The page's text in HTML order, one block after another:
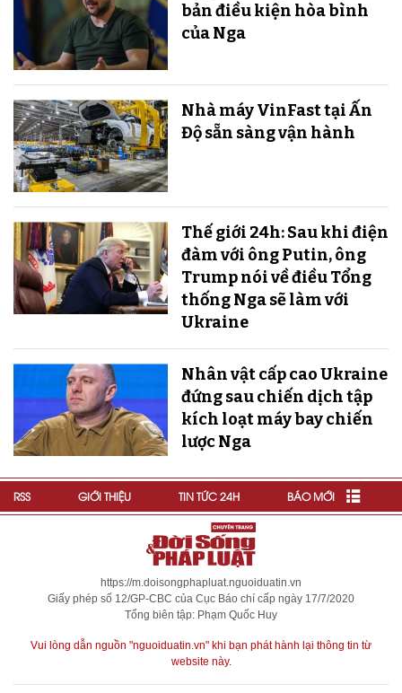
bản điều kiện hòa bình
của Nga
Nhà máy VinFast tại Ấn
Độ sẵn sàng v​​​​​​​ận hành
Thế giới 24h: Sau khi điện
đàm với ông Putin, ông
Trump nói về điều Tổng
thống Nga sẽ làm với
Ukraine
Nhân vật cấp cao Ukraine
đứng sau chiến dịch tập
kích loạt máy bay chiến
lược Nga
RSS GIỚI THIỆU TIN TỨC 24H BÁO MỚI
https://m.doisongphapluat.nguoiduatin.vn
Giấy phép số 12/GP-CBC của Cục Báo chí cấp ngày 17/7/2020
Tổng biên tập: Phạm Quốc Huy
Vui lòng dẫn nguồn "nguoiduatin.vn" khi bạn phát hành lại thông tin từ
website này.